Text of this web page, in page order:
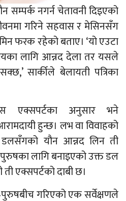
सम्पर्क नगर्न चेतावनी दिइएको
गरिने सहवास र मेसिनसँग
फरक रहेको बताए। ‘यो एउटा
लागि आन्नद देला तर यसले
सार्कीले बेलायती पत्रिका
एक्सपर्टका अनुसार भने
हुन्छ। लभ वा विवाहको
यौन आन्नद लिन ती
लागि बनाइएको उक्त डल
एक्सपर्टको दाबी छ।
गरिएको एक सर्वेक्षणले